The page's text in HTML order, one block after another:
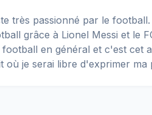
très passionné par le football.
grâce à Lionel Messi et le
en général et c'est cet
où je serai libre d'exprimer ma